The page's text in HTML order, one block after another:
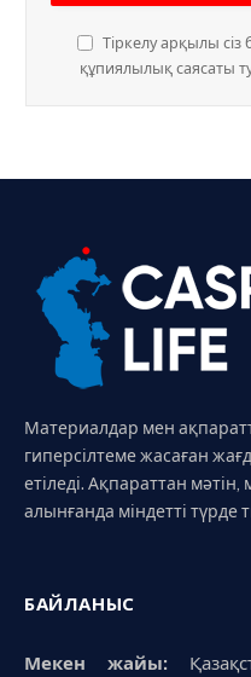
Тіркелу арқылы
құпиялылық саясаты
Материалдар мен
гиперсілтеме жасаған
етіледі. Ақпараттан мәтін,
алынғанда міндетті түрде
БАЙЛАНЫС
Мекен жайы: